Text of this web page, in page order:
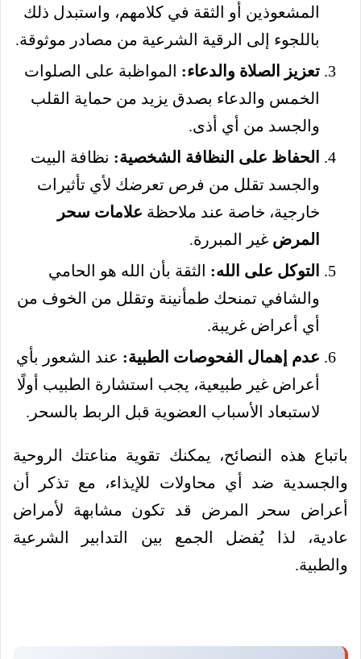
المشعوذين أو الثقة في كلامهم، واستبدل ذلك
باللجوء إلى الرقية الشرعية من مصادر موثوقة.
تعزيز الصلاة والدعاء: المواظبة على الصلوات
الخمس والدعاء بصدق يزيد من حماية القلب
والجسد من أي أذى.
الحفاظ على النظافة الشخصية: نظافة البيت
والجسد تقلل من فرص تعرضك لأي تأثيرات
خارجية، خاصة عند ملاحظة علامات سحر
المرض غير المبررة.
التوكل على الله: الثقة بأن الله هو الحامي
والشافي تمنحك طمأنينة وتقلل من الخوف من
أي أعراض غريبة.
عدم إهمال الفحوصات الطبية: عند الشعور بأي
أعراض غير طبيعية، يجب استشارة الطبيب أولًا
لاستبعاد الأسباب العضوية قبل الربط بالسحر.
باتباع هذه النصائح، يمكنك تقوية مناعتك الروحية
والجسدية ضد أي محاولات للإيذاء، مع تذكر أن
أعراض سحر المرض قد تكون مشابهة لأمراض
عادية، لذا يُفضل الجمع بين التدابير الشرعية
والطبية.